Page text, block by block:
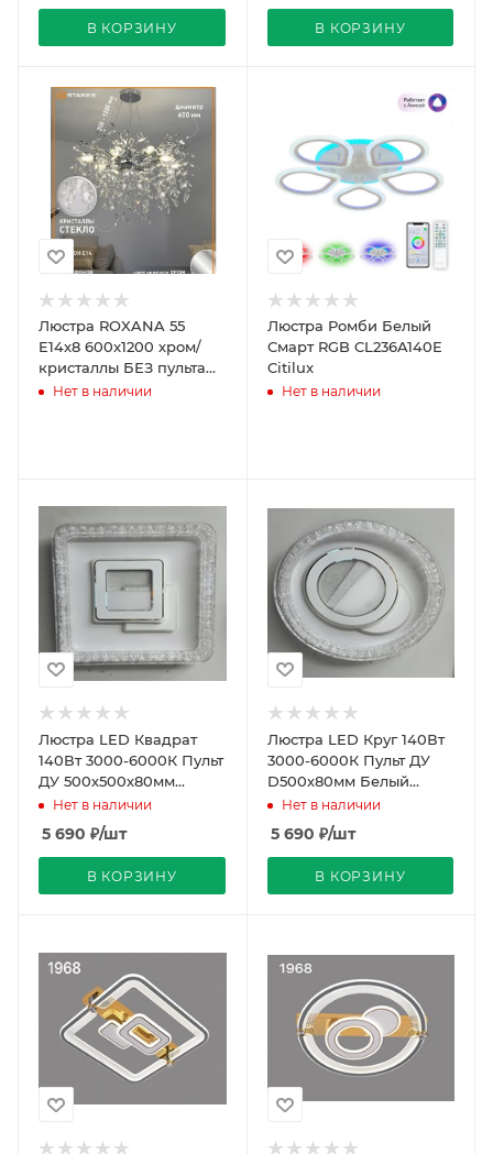
В КОРЗИНУ В КОРЗИНУ
Люстра ROXANA 55
E14x8 600x1200 хром/
кристаллы БЕЗ пульта
Estares
Нет в наличии
Люстра Ромби Белый
Смарт RGB CL236A140E
Citilux
Нет в наличии
Люстра LED Квадрат
140Вт 3000-6000К Пульт
ДУ 500х500х80мм
Белый REDIGLE (5)
Нет в наличии
5 690 ₽/шт
В КОРЗИНУ
Люстра LED Круг 140Вт
3000-6000К Пульт ДУ
D500х80мм Белый
REDIGLE (5)
Нет в наличии
5 690 ₽/шт
В КОРЗИНУ